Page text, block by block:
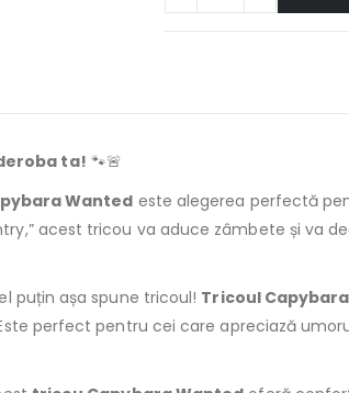
ta! 🐾🚨
Wanted este alegerea perfectă
acest tricou va aduce zâmbete și va
puțin așa spune tricoul! Tricoul
perfect pentru cei care apreciază